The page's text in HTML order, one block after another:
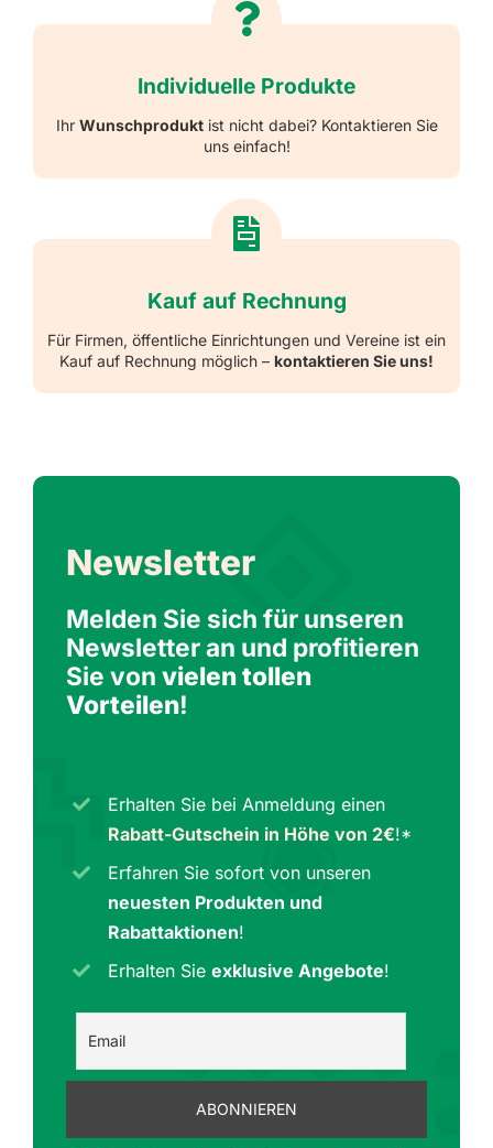
Individuelle Produkte
Ihr Wunschproduktist nicht dabei? Kontaktieren Sie
uns einfach!
Kauf auf Rechnung
Für Firmen, öffentliche Einrichtungen und Vereine ist ein
Kauf auf Rechnung möglich – kontaktieren Sie uns!
Newsletter
Melden Sie sich für unseren
Newsletter an und profitieren
Sie von vielen tollen
Vorteilen!
Erhalten Sie bei Anmeldung einen
Rabatt-Gutschein in Höhe von 2€!*
Erfahren Sie sofort von unseren
neuesten Produkten und
Rabattaktionen!
Erhalten Sieexklusive Angebote!